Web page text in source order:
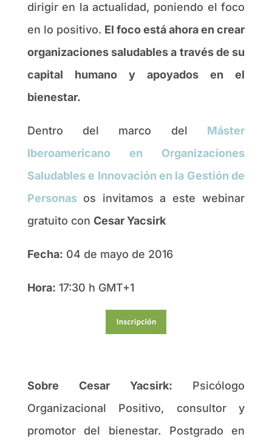
dirigir en la actualidad, poniendo el foco
en lo positivo. El foco está ahora en crear
organizaciones saludables a través de su
capital humano y apoyados en el
bienestar.
Dentro del marco del Máster
Iberoamericano en Organizaciones
Saludables e Innovación en la Gestión de
Personas os invitamos a este webinar
gratuito con Cesar Yacsirk
Fecha: 04 de mayo de 2016
Hora: 17:30 h GMT+1
Sobre Cesar Yacsirk: Psicólogo
Organizacional Positivo, consultor y
promotor del bienestar. Postgrado en